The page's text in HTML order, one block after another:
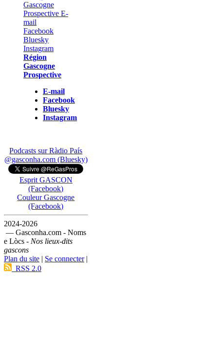
Région
Gascogne
Prospective
E-mail
Facebook
Bluesky
Instagram
Podcasts sur Ràdio País
@gasconha.com (Bluesky)
Esprit GASCON
(Facebook)
Couleur Gascogne
(Facebook)
2024-2026
— Gasconha.com - Noms
e Lòcs - Nos lieux-dits
gascons
Plan du site | Se connecter|
RSS 2.0